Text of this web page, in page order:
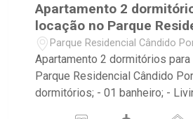
Apartamento 2
locação no Parque
Cândido Portinari
Parque Residencial Cândido
Preto/SP
Apartamento 2 dormitórios para
Parque Residencial Cândido
dormitórios; - 01 banheiro; -